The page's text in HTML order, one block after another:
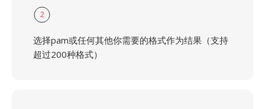
2
选择pam或任何其他你需要的格式作为结果（支持
超过200种格式）